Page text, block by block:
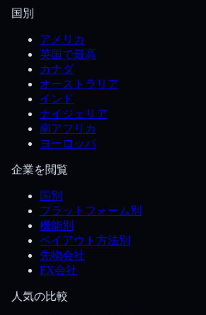
国別
アメリカ
英国で最高
カナダ
オーストラリア
インド
ナイジェリア
南アフリカ
ヨーロッパ
企業を閲覧
国別
プラットフォーム別
機能別
ペイアウト方法別
先物会社
FX会社
人気の比較